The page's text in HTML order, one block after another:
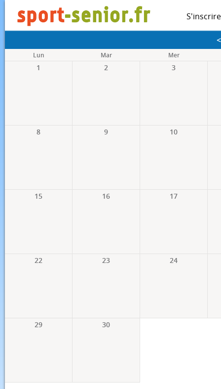
S'inscrire
<
Lun Mar Mer
1 2 3
8 9 10
15 16 17
22 23 24
29 30